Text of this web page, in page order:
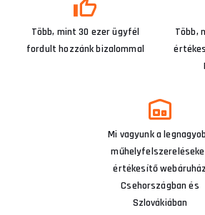
Több, mint 30 ezer ügyfél
fordult hozzánk bizalommal
Több,
Mi vagyunk a
értékesítő webáruház
Csehországban és
Szlovákiában